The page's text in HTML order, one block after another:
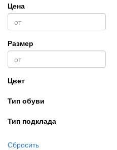
Цена
Размер
Цвет
Тип обуви
Тип подклада
Сбросить